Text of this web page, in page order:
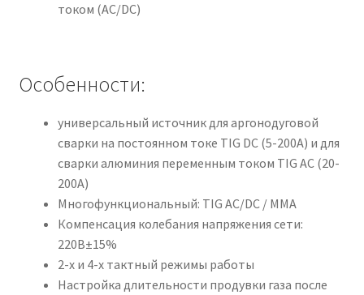
током (AC/DC)
Особенности:
универсальный источник для аргонодуговой
сварки на постоянном токе TIG DC (5-200А) и для
сварки алюминия переменным током TIG AС (20-
200А)
Многофункциональный: ТIG AC/DC / MMA
Компенсация колебания напряжения сети:
220В±15%
2-х и 4-х тактный режимы работы
Настройка длительности продувки газа после